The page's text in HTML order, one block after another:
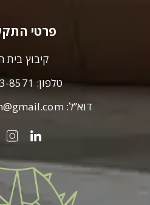
פרטי
קיבוץ בית
טלפון: 8571
דוא”ל: